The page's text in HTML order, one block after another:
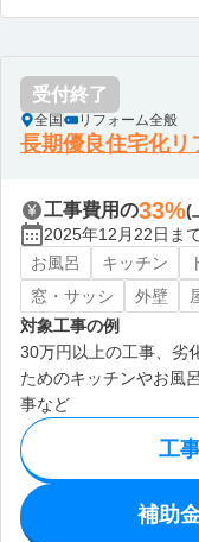
受付終了
全国 リフォーム全般
長期優良住宅化リ
工事費用の33%(
2025年12月22日ま
お風呂
キッチン
窓・サッシ
外壁
対象工事の例
30万円以上の工事、劣
ためのキッチンやお風
事など
工
補助